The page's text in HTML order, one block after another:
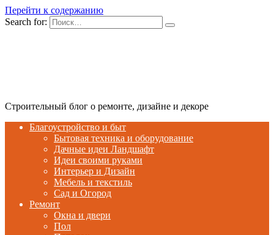
Перейти к содержанию
Search for:
Строительный блог о ремонте, дизайне и декоре
Благоустройство и быт
Бытовая техника и оборудование
Дачные идеи Ландшафт
Идеи своими руками
Интерьер и Дизайн
Мебель и текстиль
Сад и Огород
Ремонт
Окна и двери
Пол